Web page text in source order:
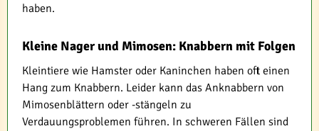
haben.
Kleine Nager und Mimosen: Knabbern mit Folgen
Kleintiere wie Hamster oder Kaninchen haben oft einen
Hang zum Knabbern. Leider kann das Anknabbern von
Mimosenblättern oder -stängeln zu
Verdauungsproblemen führen. In schweren Fällen sind